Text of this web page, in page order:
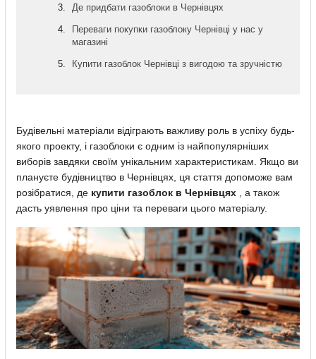
Де придбати газоблоки в Чернівцях
Переваги покупки газоблоку Чернівці у нас у
магазині
Купити газоблок Чернівці з вигодою та зручністю
Будівельні матеріали відіграють важливу роль в успіху будь-
якого проекту, і газоблоки є одним із найпопулярніших
виборів завдяки своїм унікальним характеристикам. Якщо ви
плануєте будівництво в Чернівцях, ця стаття допоможе вам
розібратися, де купити газоблок в Чернівцях , а також
дасть уявлення про ціни та переваги цього матеріалу.